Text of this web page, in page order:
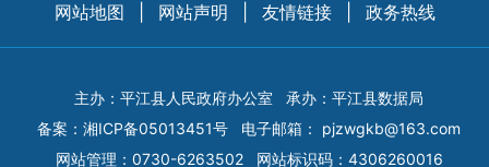
网站地图 网站声明 友情链接 政务热线
主办：平江县人民政府办公室
承办：平江县数据局
备案： 湘ICP备05013451号 电子邮箱： pjzwgkb@163.com
网站管理：0730-6263502
网站标识码：4306260016